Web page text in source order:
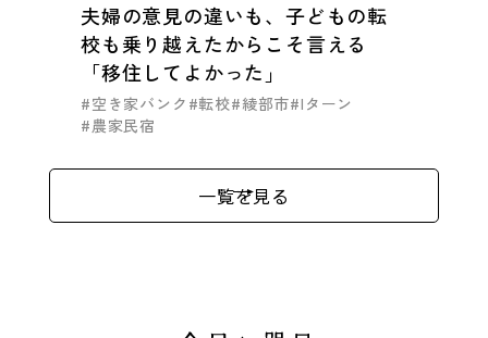
夫婦の意見の違いも、子どもの転
校も乗り越えたからこそ言える
「移住してよかった」
#空き家バンク #転校#綾部市#Iターン
#農家民宿
一覧を見る